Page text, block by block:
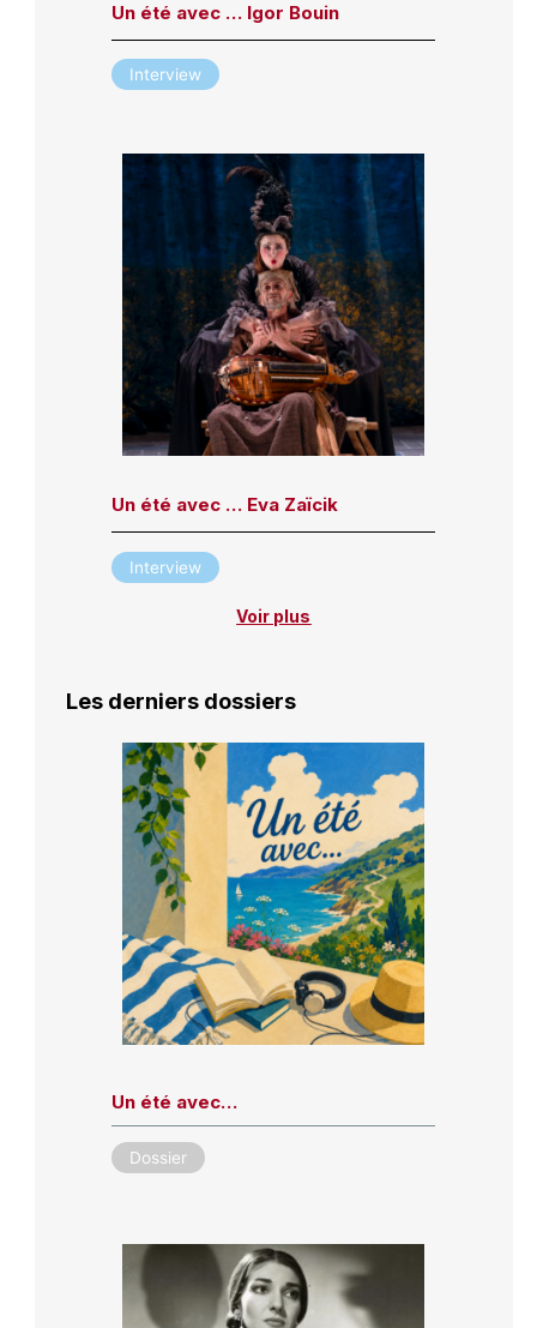
Un été avec … Igor Bouin
Interview
Un été avec … Eva Zaïcik
Interview
Voir plus
Les derniers dossiers
Un été avec…
Dossier